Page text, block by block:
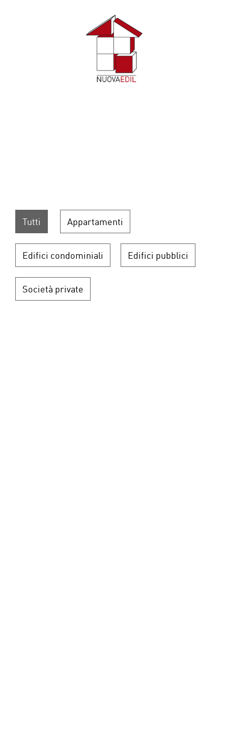
Tutti Appartamenti
Edifici condominiali Edifici pubblici
Società private